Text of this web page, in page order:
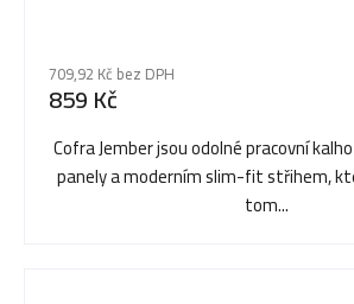
produktu
je
5,0
709,92 Kč bez DPH
859 Kč
Cofra Jember jsou odolné pracovní
panely a moderním slim-fit střihem,
tom...